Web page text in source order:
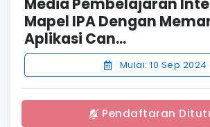
Media Pembelajaran
Mapel IPA Dengan
Aplikasi Can...
Mulai: 10 Sep 2024
Pendaftaran